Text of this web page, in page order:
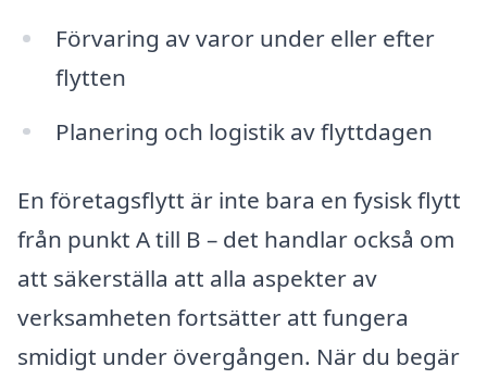
Förvaring av varor under eller efter
flytten
Planering och logistik av flyttdagen
En företagsflytt är inte bara en fysisk flytt
från punkt A till B – det handlar också om
att säkerställa att alla aspekter av
verksamheten fortsätter att fungera
smidigt under övergången. När du begär